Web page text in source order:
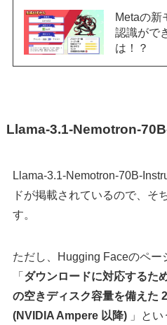
Metaの新
認識がで
は！？
Llama-3.1-Nemotron-
Llama-3.1-Nemotron-70B-
ドが掲載されているので、そ
す。
ただし、Hugging Faceのペー
「 ダウンロードに対応するた
の空きディスク容量を備えた
(NVIDIA Ampere 以降) 」と